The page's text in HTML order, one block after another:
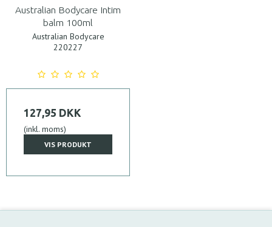
Australian Bodycare Intim
balm 100ml
Australian Bodycare
220227
127,95 DKK
(inkl. moms)
VIS PRODUKT